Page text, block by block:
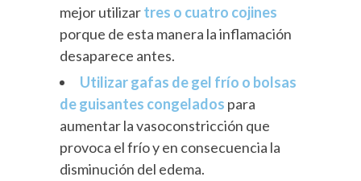
mejor utilizartres o cuatro cojines
porque de esta manera la inflamación
desaparece antes.
Utilizar gafas de gel frío o bolsas
de guisantes congelados para
aumentar la vasoconstricción que
provoca el frío y en consecuencia la
disminución del edema.